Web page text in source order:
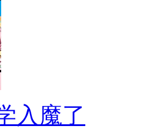
入魔了